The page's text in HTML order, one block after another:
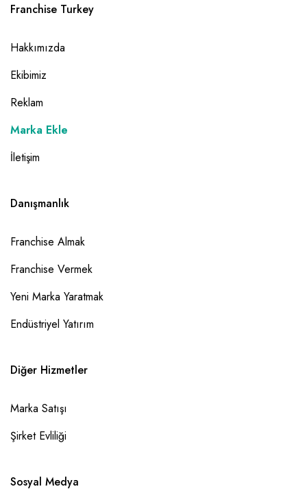
Franchise Turkey
Hakkımızda
Ekibimiz
Reklam
Marka Ekle
İletişim
Danışmanlık
Franchise Almak
Franchise Vermek
Yeni Marka Yaratmak
Endüstriyel Yatırım
Diğer Hizmetler
Marka Satışı
Şirket Evliliği
Sosyal Medya